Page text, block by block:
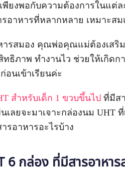
พียงพอกับความต้องการในแต่
รอาหารที่หลากหลาย เหมาะส
ารสมอง คุณพ่อคุณแม่ต้องเสริ
ธิภาพ ทำงานไว ช่วยให้เกิดก
อนเข้าเรียนค่ะ
สำหรับเด็ก 1 ขวบขึ้นไป ที่มีส
ลยจะมาเจาะกล่องนม UHT
รอาหารอะไรบ้าง
6 กล่อง ที่มีสารอาหา